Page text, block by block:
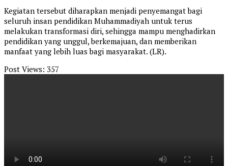
Kegiatan tersebut diharapkan menjadi penyemangat bagi
seluruh insan pendidikan Muhammadiyah untuk terus
melakukan transformasi diri, sehingga mampu menghadirkan
pendidikan yang unggul, berkemajuan, dan memberikan
manfaat yang lebih luas bagi masyarakat. (LR).
Post Views: 357